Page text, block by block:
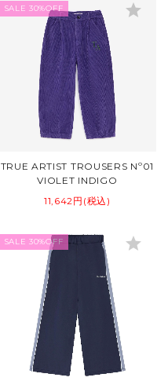
SALE 30%OFF
TRUE ARTIST TROUSERS Nº01
VIOLET INDIGO
11,642円(税込)
star
SALE 30%OFF star